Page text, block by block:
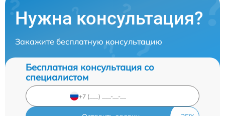
Нужна консультация?
Закажите бесплатную консультацию
Бесплатная консультация со
специалистом